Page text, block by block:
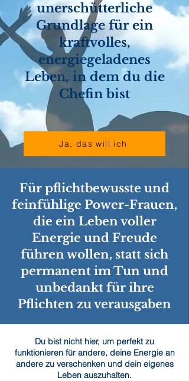
unerschütterliche
Grundlage für ein
kraftvolles,
energiegeladenes
Leben, in dem du die
Chefin bist
Ja, das will ich
Für pflichtbewusste und
feinfühlige Power-Frauen,
die ein Leben voller
Energie und Freude
führen wollen, statt sich
permanent im Tun und
unbedankt für ihre
Pflichten zu verausgaben
Du bist nicht hier, um perfekt zu
funktionieren für andere, deine Energie an
andere zu verschenken und dein eigenes
Leben auszuhalten.